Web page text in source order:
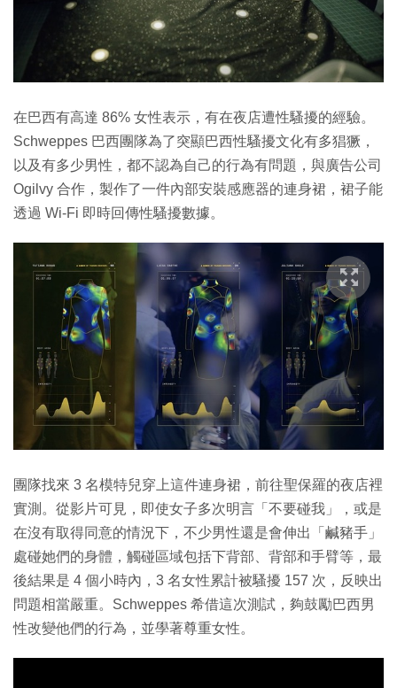
在巴西有高達 86% 女性表示，有在夜店遭性騷擾的經驗。
Schweppes 巴西團隊為了突顯巴西性騷擾文化有多猖獗，
以及有多少男性，都不認為自己的行為有問題，與廣告公司
Ogilvy 合作，製作了一件內部安裝感應器的連身裙，裙子能
透過 Wi-Fi 即時回傳性騷擾數據。
團隊找來 3 名模特兒穿上這件連身裙，前往聖保羅的夜店裡
實測。從影片可見，即使女子多次明言「不要碰我」，或是
在沒有取得同意的情況下，不少男性還是會伸出「鹹豬手」
處碰她們的身體，觸碰區域包括下背部、背部和手臂等，最
後結果是 4 個小時內，3 名女性累計被騷擾 157 次，反映出
問題相當嚴重。Schweppes 希借這次測試，夠鼓勵巴西男
性改變他們的行為，並學著尊重女性。